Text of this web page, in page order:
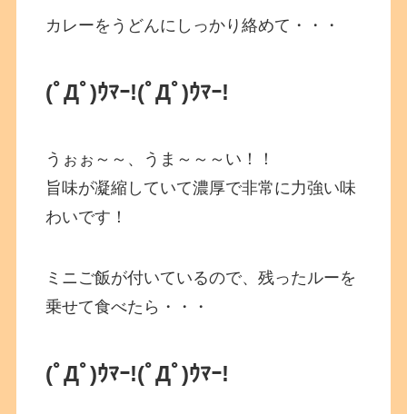
カレーをうどんにしっかり絡めて・・・
(ﾟДﾟ)ｳﾏｰ!(ﾟДﾟ)ｳﾏｰ!
うぉぉ～～、うま～～～い！！
旨味が凝縮していて濃厚で非常に力強い味
わいです！
ミニご飯が付いているので、残ったルーを
乗せて食べたら・・・
(ﾟДﾟ)ｳﾏｰ!(ﾟДﾟ)ｳﾏｰ!